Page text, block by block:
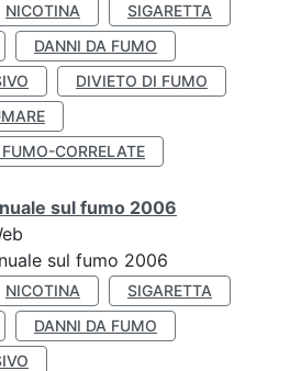
NICOTINA
SIGARETTA
DANNI DA FUMO
DIVIETO DI FUMO
CORRELATE
sul fumo 2006
sul fumo 2006
NICOTINA
SIGARETTA
DANNI DA FUMO